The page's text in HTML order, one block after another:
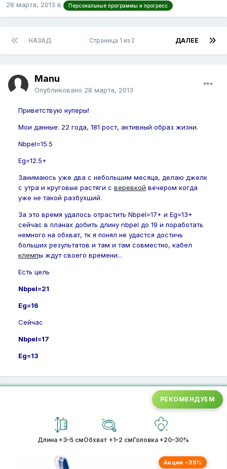
28 марта, 2013 в Персональные программы и прогресс
НАЗАД ДАЛЕЕ
Страница 1 из 2
Manu
Опубликовано 28 марта, 2013
Приветствую нуперы!
Мои данные: 22 года, 181 рост, активный образ жизни.
Nbpel=15.5
Eg=12.5+
Занимаюсь уже два с небольшим месяца, делаю джелк
с утра и круговые растяги с веревкой вечером когда
уже не такой разбухший.
За это время удалось отрастить Nbpel=17+ и Eg=13+
сейчас в планах добить длину nbpel до 19 и поработать
немного на обхват, тк я понял не удастся достичь
больших результатов и там и там совместно, кабел
клемпы ждут своего времени...
Есть цель
Nbpel=21
Eg=16
Сейчас
Nbpel=17
Eg=13
РЕКОМЕНДУЕМ
Длина +3–5 смОбхват +1–2 смГоловка +20–30%
Акция −35%